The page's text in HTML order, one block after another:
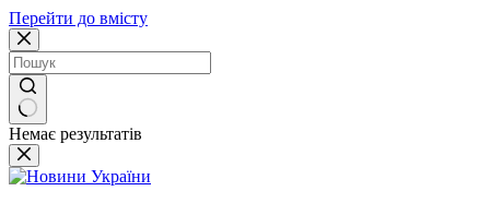
Перейти до вмісту
Немає результатів